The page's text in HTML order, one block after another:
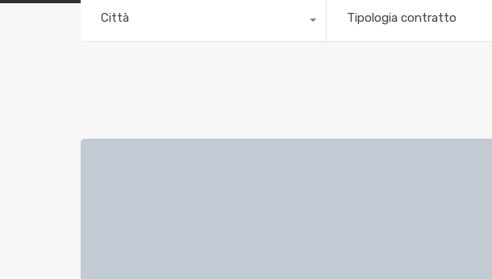
Città Tipologia contratto